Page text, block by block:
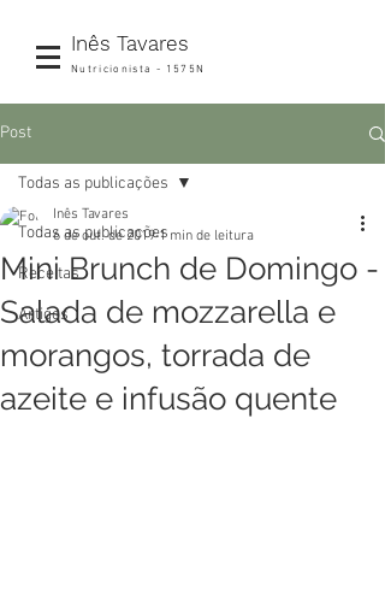
Inês Tavares
Nutricionista - 1575N
Post
Todas as publicações
Receitas
Artigos
Todas as publicações
Mini Brunch de Domingo -
Salada de mozzarella e
morangos, torrada de
azeite e infusão quente
Inês Tavares
6 de out. de 2019 1 min de leitura